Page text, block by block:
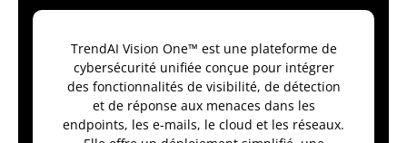
TrendAI Vision One™ est une plateforme de
cybersécurité unifiée conçue pour intégrer
des fonctionnalités de visibilité, de détection
et de réponse aux menaces dans les
endpoints, les e-mails, le cloud et les réseaux.